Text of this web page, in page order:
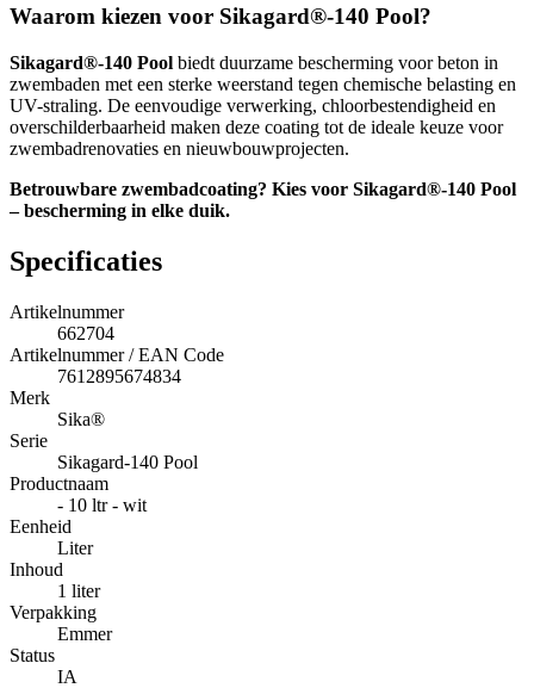
Waarom kiezen voor Sikagard®-140 Pool?
Sikagard®-140 Pool biedt duurzame bescherming voor beton in
zwembaden met een sterke weerstand tegen chemische belasting en
UV-straling. De eenvoudige verwerking, chloorbestendigheid en
overschilderbaarheid maken deze coating tot de ideale keuze voor
zwembadrenovaties en nieuwbouwprojecten.
Betrouwbare zwembadcoating? Kies voor Sikagard®-140 Pool
– bescherming in elke duik.
Specificaties
Artikelnummer
662704
Artikelnummer / EAN Code
7612895674834
Merk
Sika®
Serie
Sikagard-140 Pool
Productnaam
- 10 ltr - wit
Eenheid
Liter
Inhoud
1 liter
Verpakking
Emmer
Status
IA